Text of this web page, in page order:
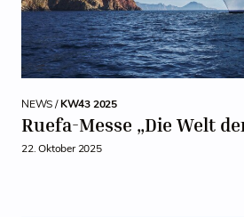
NEWS /KW43 2025
Ruefa-Messe „Die Welt
22. Oktober 2025